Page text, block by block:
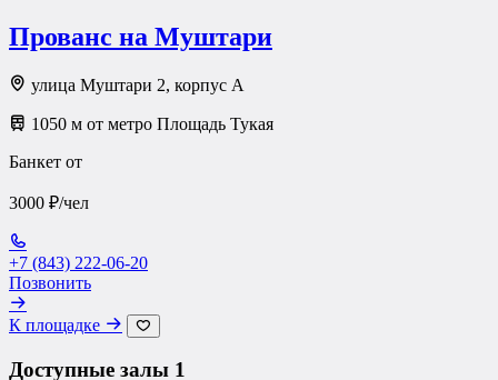
Прованс на Муштари
улица Муштари 2, корпус А
1050 м от метро Площадь Тукая
Банкет от
3000 ₽/чел
+7 (843) 222-06-20
Позвонить
К площадке
Доступные залы 1